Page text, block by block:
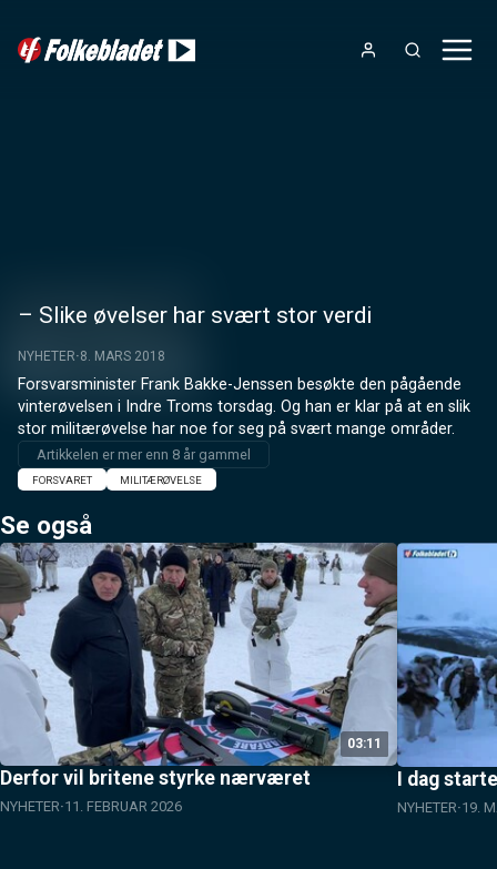
– Slike øvelser har svært stor verdi
NYHETER 8. MARS 2018
Forsvarsminister Frank Bakke-Jenssen besøkte den pågående
vinterøvelsen i Indre Troms torsdag. Og han er klar på at en slik
stor militærøvelse har noe for seg på svært mange områder.
Artikkelen er mer enn 8 år gammel
FORSVARET MILITÆRØVELSE
Se også
03:11
Derfor vil britene styrke nærværet
NYHETER 11. FEBRUAR 2026
I dag
NYHETER 19.